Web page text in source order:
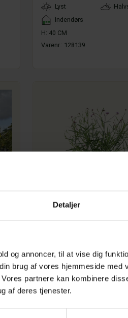
Detaljer
og annoncer, til at vise dig
brug af vores hjemmeside med
partnere kan kombinere
af deres tjenester.
LightType
Lyst
Placement
Indendørs
H: 40 CM
Varenr.: 128139
LightTypeDirekte sol
Lyst
Placement
Indendørs
Varenr.:122215